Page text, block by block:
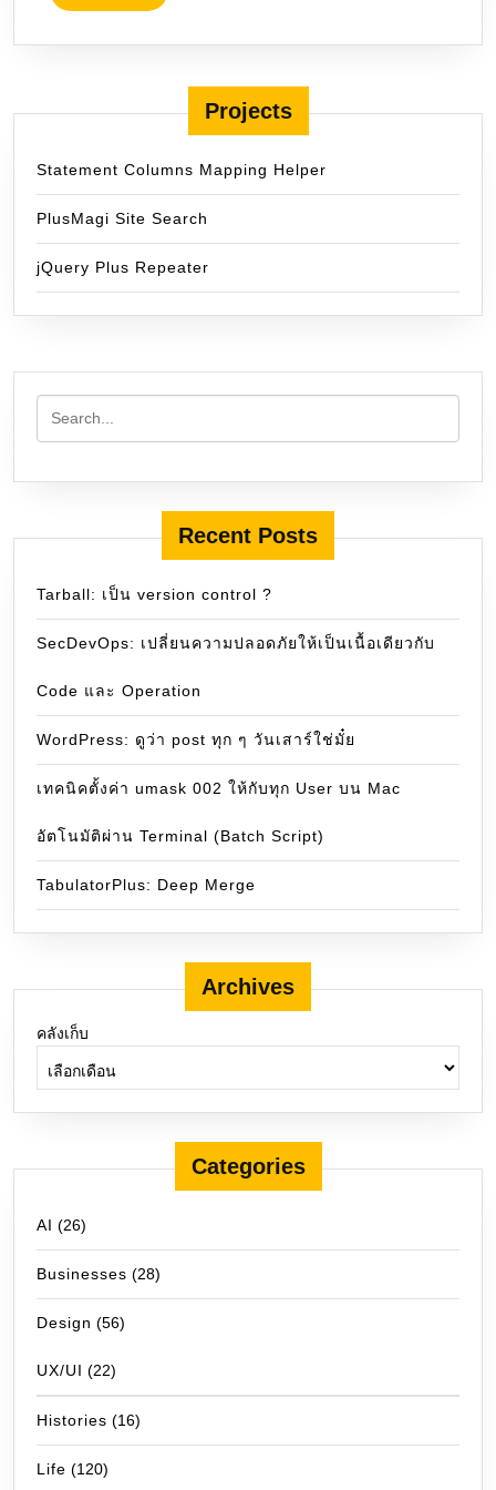
MORE
Projects
Statement Columns Mapping Helper
PlusMagi Site Search
jQuery Plus Repeater
Recent Posts
Tarball: เป็น version control ?
SecDevOps: เปลี่ยนความปลอดภัยให้เป็นเนื้อเดียวกับ
Code และ Operation
WordPress: ดูว่า post ทุก ๆ วันเสาร์ใช่มั๋ย
เทคนิคตั้งค่า umask 002 ให้กับทุก User บน Mac
อัตโนมัติผ่าน Terminal (Batch Script)
TabulatorPlus: Deep Merge
Archives
คลังเก็บ
Categories
AI (26)
Businesses (28)
Design (56)
UX/UI (22)
Histories (16)
Life (120)